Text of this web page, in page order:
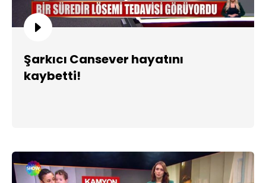
Şarkıcı Cansever hayatını
kaybetti!